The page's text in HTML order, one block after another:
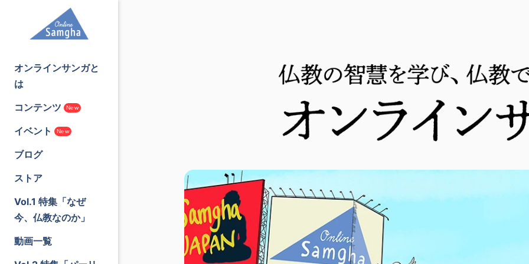
オンラインサンガと
は
コンテンツ
New
イベント New
ブログ
ストア
Vol.1 特集「なぜ
今、仏教なのか」
動画一覧